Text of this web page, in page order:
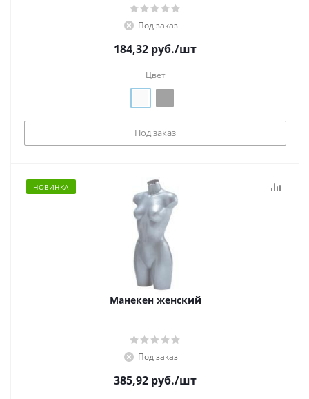
Под заказ
184,32 руб./шт
Цвет
Под заказ
НОВИНКА
Манекен женский
Под заказ
385,92 руб./шт